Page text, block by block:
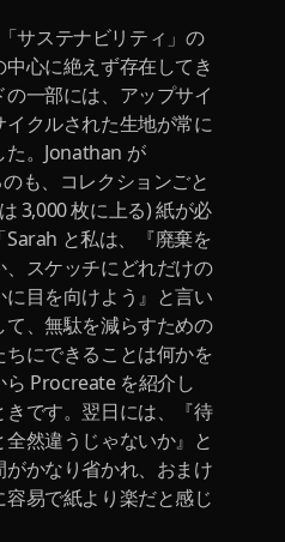
サステナビリティ」の
心に絶えず存在してき
一部には、アップサイ
クルされた生地が常に
。Jonathan が
も、コレクションごと
3,000 枚に上る) 紙が必
と私は、『廃棄を
スケッチにどれだけの
目を向けよう』と言い
、無駄を減らすための
にできることは何かを
Procreate を紹介し
です。翌日には、『待
然違うじゃないか』と
かなり省かれ、おまけ
易で紙より楽だと感じ